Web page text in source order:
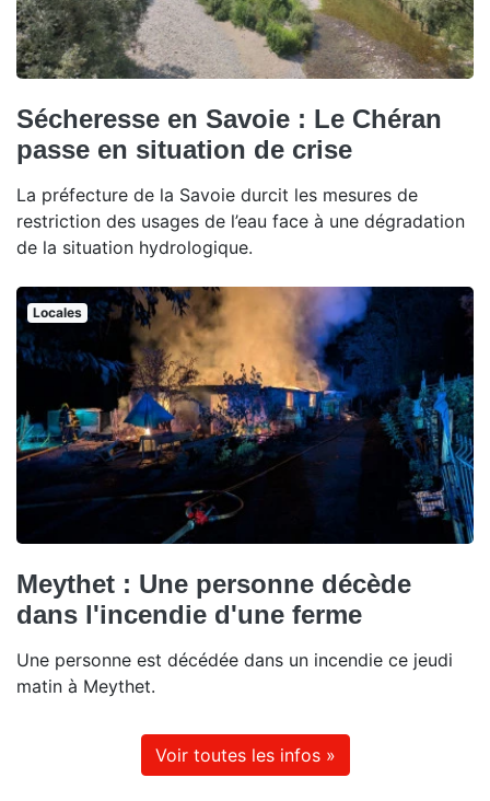
Sécheresse en Savoie : Le Chéran
passe en situation de crise
La préfecture de la Savoie durcit les mesures de
restriction des usages de l’eau face à une dégradation
de la situation hydrologique.
Locales
Meythet : Une personne décède
dans l'incendie d'une ferme
Une personne est décédée dans un incendie ce jeudi
matin à Meythet.
Voir toutes les infos »